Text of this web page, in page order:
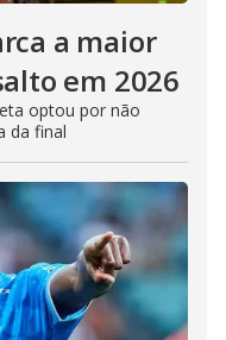
a maior
em 2026
optou por não
da final